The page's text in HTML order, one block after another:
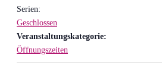
Serien:
Geschlossen
Veranstaltungskategorie:
Öffnungszeiten